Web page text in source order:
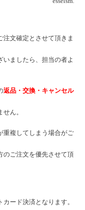
文確定とさせて頂きま
ましたら、担当の者よ
返品・交換・キャンセル
ん。
複してしまう場合がご
のご注文を優先させて頂
ード決済となります。